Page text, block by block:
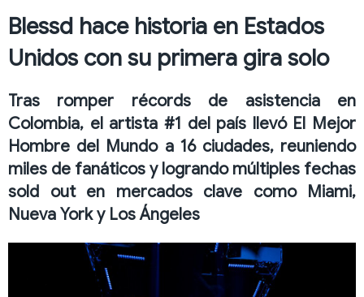
Blessd hace historia en Estados
Unidos con su primera gira solo
Tras romper récords de asistencia en
Colombia, el artista #1 del país llevó El Mejor
Hombre del Mundo a 16 ciudades, reuniendo
miles de fanáticos y logrando múltiples fechas
sold out en mercados clave como Miami,
Nueva York y Los Ángeles